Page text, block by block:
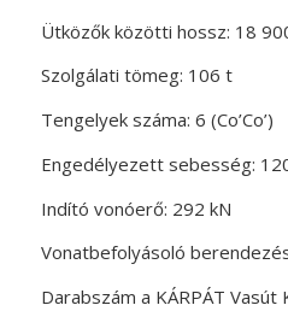
Ütközők közötti hossz: 18
Szolgálati tömeg: 106 t
Tengelyek száma: 6 (Co’Co’)
Engedélyezett sebesség:
Indító vonóerő: 292 kN
Vonatbefolyásoló
Darabszám a KÁRPÁT Vasút